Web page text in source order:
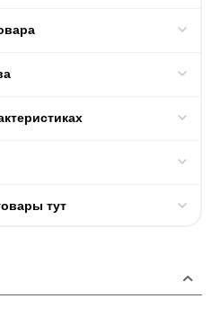
тут